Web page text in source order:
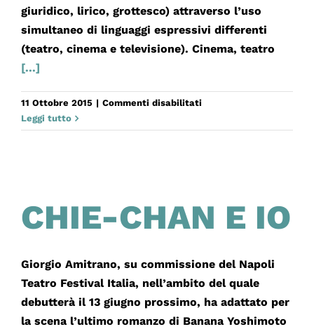
giuridico, lirico, grottesco) attraverso l’uso
simultaneo di linguaggi espressivi differenti
(teatro, cinema e televisione). Cinema, teatro
[...]
11 Ottobre 2015 | Commenti disabilitatisu
DI
Leggi tutto
CHIE-CHAN E IO
Giorgio Amitrano, su commissione del Napoli
Teatro Festival Italia, nell’ambito del quale
debutterà il 13 giugno prossimo, ha adattato per
la scena l’ultimo romanzo di Banana Yoshimoto